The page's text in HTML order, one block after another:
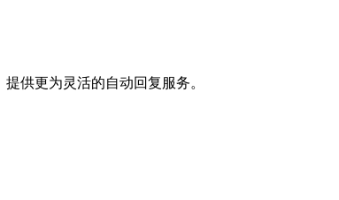
供更为灵活的自动回复服务。